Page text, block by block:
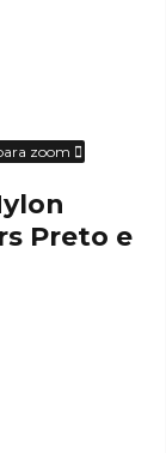
zoom
Preto e